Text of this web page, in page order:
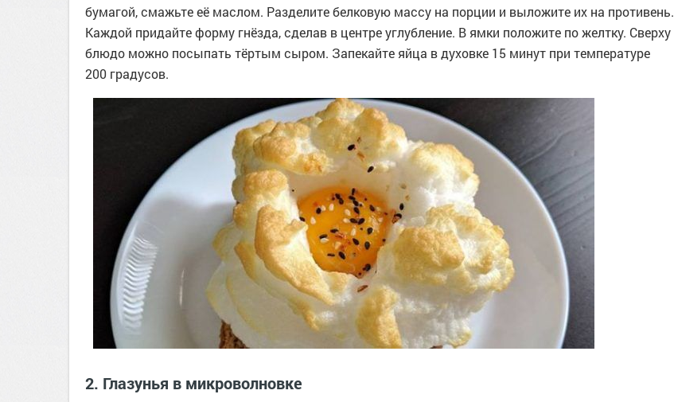
бумагой, смажьте её маслом. Разделите белковую массу на порции и выложите их на противень.
Каждой придайте форму гнёзда, сделав в центре углубление. В ямки положите по желтку. Сверху
блюдо можно посыпать тёртым сыром. Запекайте яйца в духовке 15 минут при температуре
200 градусов.
2. Глазунья в микроволновке